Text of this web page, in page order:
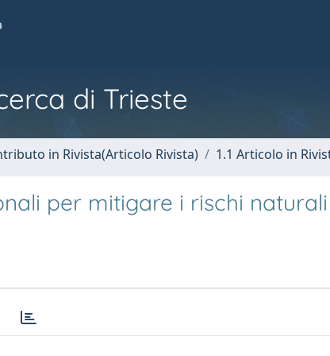
di Trieste
in Rivista(Articolo Rivista) 1.1 Articolo in
per mitigare i rischi naturali